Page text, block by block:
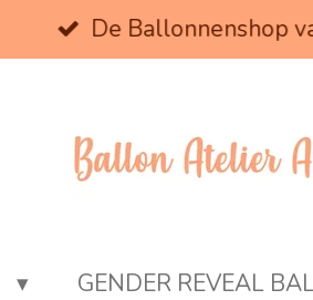
De Ballonnenshop
GENDER REVEAL